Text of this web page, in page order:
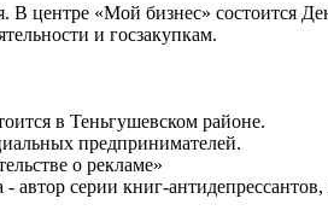
центре «Мой бизнес» состоится
и госзакупкам.
в Теньгушевском районе.
предпринимателей.
о рекламе»
серии книг-